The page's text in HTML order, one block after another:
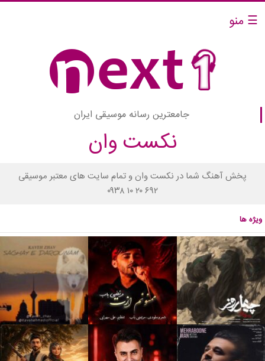
☰ منو
جامعترین رسانه موسیقی ایران
نکست وان
پخش آهنگ شما در نکست وان و تمام سایت های معتبر موسیقی
۰۹۳۸ ۱۰ ۲۰ ۶۹۲
ویژه ها